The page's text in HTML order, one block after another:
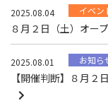
2025.08.04 イベン
８月２日（土）オー
2025.08.01 お知ら
【開催判断】８月２